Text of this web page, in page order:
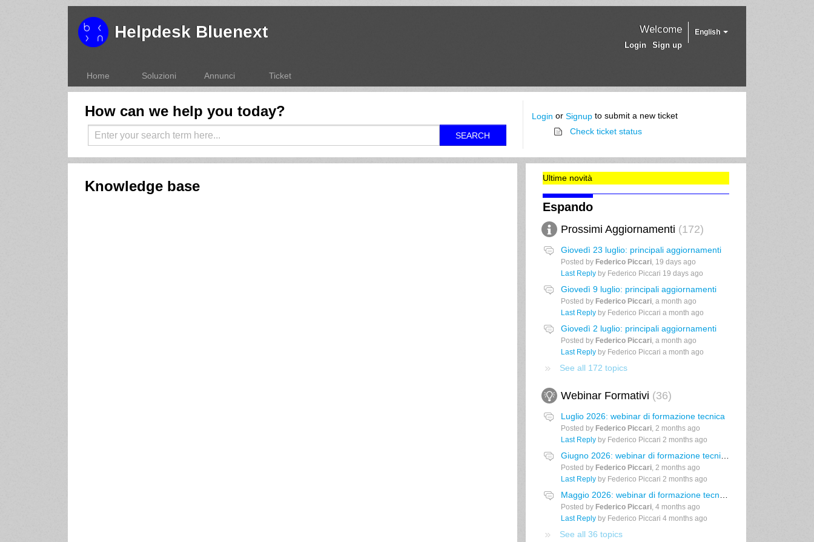
Helpdesk Bluenext English
Welcome
Login Sign up
Home Soluzioni Annunci Ticket
How can we help you today?
SEARCH
Login orSignup to submit a new ticket
Check ticket status
Knowledge base Ultime novità
Espando
Prossimi Aggiornamenti 172
Giovedì 23 luglio: principali aggiornamenti
Posted by Federico Piccari, 19 days ago
Last Replyby Federico Piccari 19 days ago
Giovedì 9 luglio: principali aggiornamenti
Posted by Federico Piccari, a month ago
Last Replyby Federico Piccari a month ago
Giovedì 2 luglio: principali aggiornamenti
Posted by Federico Piccari, a month ago
Last Replyby Federico Piccari a month ago
See all 172 topics
Webinar Formativi 36
Luglio 2026: webinar di formazione tecnica
Posted by Federico Piccari, 2 months ago
Last Replyby Federico Piccari 2 months ago
Giugno 2026: webinar di formazione tecnica
Posted by Federico Piccari, 2 months ago
Last Replyby Federico Piccari 2 months ago
Posted by Federico Piccari, 4 months ago
Last Replyby Federico Piccari 4 months ago
See all 36 topics